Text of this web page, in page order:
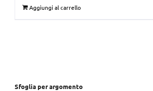
Aggiungi al carrello
Sfoglia per argomento